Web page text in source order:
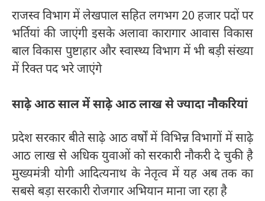
राजस्व विभाग में लेखपाल सहित लगभग 20 हजार पदों पर
भर्तियां की जाएंगी इसके अलावा कारागार आवास विकास
बाल विकास पुष्टाहार और स्वास्थ्य विभाग में भी बड़ी संख्या
में रिक्त पद भरे जाएंगे
साढ़े आठ साल में साढ़े आठ लाख से ज्यादा नौकरियां
प्रदेश सरकार बीते साढ़े आठ वर्षों में विभिन्न विभागों में साढ़े
आठ लाख से अधिक युवाओं को सरकारी नौकरी दे चुकी है
मुख्यमंत्री योगी आदित्यनाथ के नेतृत्व में यह अब तक का
सबसे बड़ा सरकारी रोजगार अभियान माना जा रहा है